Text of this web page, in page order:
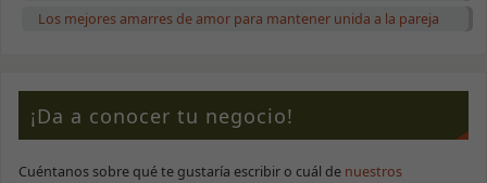
Los mejores amarres de amor para mantener unida a la pareja
¡Da a conocer tu negocio!
Cuéntanos sobre qué te gustaría escribir o cuál de nuestros